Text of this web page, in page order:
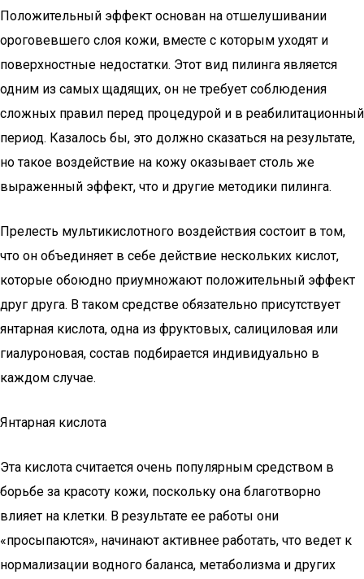
Положительный эффект основан на отшелушивании
ороговевшего слоя кожи, вместе с которым уходят и
поверхностные недостатки. Этот вид пилинга является
одним из самых щадящих, он не требует соблюдения
сложных правил перед процедурой и в реабилитационный
период. Казалось бы, это должно сказаться на результате,
но такое воздействие на кожу оказывает столь же
выраженный эффект, что и другие методики пилинга.
Прелесть мультикислотного воздействия состоит в том,
что он объединяет в себе действие нескольких кислот,
которые обоюдно приумножают положительный эффект
друг друга. В таком средстве обязательно присутствует
янтарная кислота, одна из фруктовых, салициловая или
гиалуроновая, состав подбирается индивидуально в
каждом случае.
Янтарная кислота
Эта кислота считается очень популярным средством в
борьбе за красоту кожи, поскольку она благотворно
влияет на клетки. В результате ее работы они
«просыпаются», начинают активнее работать, что ведет к
нормализации водного баланса, метаболизма и других